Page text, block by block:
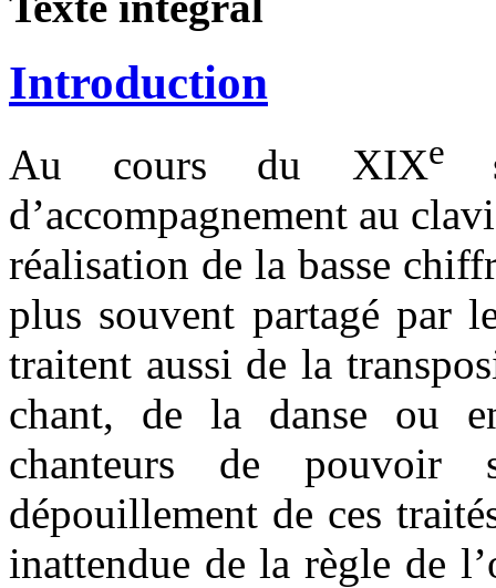
Introduction
Au cours du XIXe
d’accompagnement au
réalisation de la basse
plus souvent partagé par
traitent aussi de la
chant, de la danse ou
chanteurs de pouvoir
dépouillement de ces
inattendue de la règle de